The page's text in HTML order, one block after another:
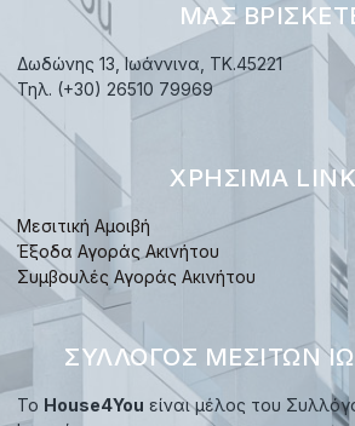
ΜΑΣ
Δωδώνης 13, Ιωάννινα, TK.45221
Τηλ. (+30) 26510 79969
ΧΡΉΣΙΜΑ
Μεσιτική Αμοιβή
Έξοδα Αγοράς Ακινήτου
Συμβουλές Αγοράς Ακινήτου
ΣΎΛΛΟΓΟΣ ΜΕΣΙΤΏΝ
Το House4You είναι μέλος του